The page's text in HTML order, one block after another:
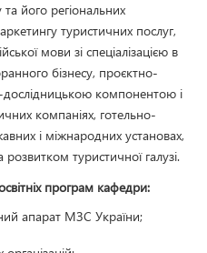
його регіональних
туристичних послуг,
мови зі спеціалізацією в
бізнесу, проєктно-
дослідницькою компонентою і
компаніях, готельно-
і міжнародних установах,
туристичної галузі.
програм кафедри:
апарат МЗС України;